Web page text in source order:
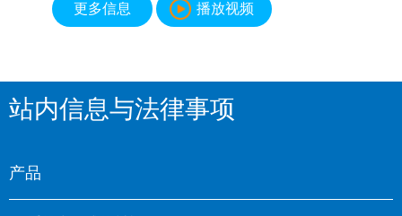
更多信息 播放视频
站内信息与法律事项
产品